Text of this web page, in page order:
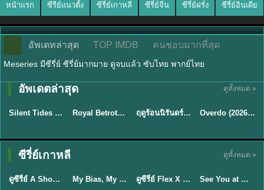
หน้าแรก ซีรีย์แนวตั้ง ซีรี่ย์เกาหลี ซีรี่ย์จีน ซีรี่ย์ฝรั่ง ซีรี่ย์อินเดีย
อัพเดทล่าสุด TOP IMDB คนชอบมากที่สุด
Meseries มีซีรี่ย์ ซีรี่ย์มากมาย ดูจบแล้ว ซับไทย พากย์ไทย
อัพเดตล่าสุด ดูทั้งหมด »
★9.5
พากย์ไทย
Silent Tides คลื่นลมลวง (2025) พากย์ไทย ซับไทย EP.1-31 ★9 Royal Betrothal (2026) สัญญาวิวาห์แห่งราชวงศ์ พากย์ไทย ซับไทย EP1-32 ★8.8 ฤดูร้อนนิรันดร์ (2026) Never-Ending Summer พากย์ไทย EP.1-29
ซับไทย
Overdo (2026) รักเกินแค้น พากย์ไทย ซับไทย EP1-33 (จบ)
ซีรี่ย์เกาหลี ดูทั้งหมด »
★8 EP.16
พากย์ไทย
TH EP. 16
ดูซีรี่ย์ A Shop for Killers 2 ร้านลับนักฆ่า ซีซัน 2 (2026) ซับไทย-พากย์ไทย My Bias, My Boss เมื่อเมนฉันเป็นประธานบริษัท (2026) พากย์ไทย ซับไทย EP.1-12 ★8 EP.16
Sub EP. 16 | TH
ดูซีรี่ย์ Flex X Cop คุณชายสายสืบ (2024) พากย์ไทย-ซับไทย EP.1-16 (จบ) ★9
ซับไทย | พากย์
Sub EP. 8 | TH
See You at Work Tomorrow! เจอกันที่ออฟฟิศพรุ่งนี้นะ พากย์ไทย